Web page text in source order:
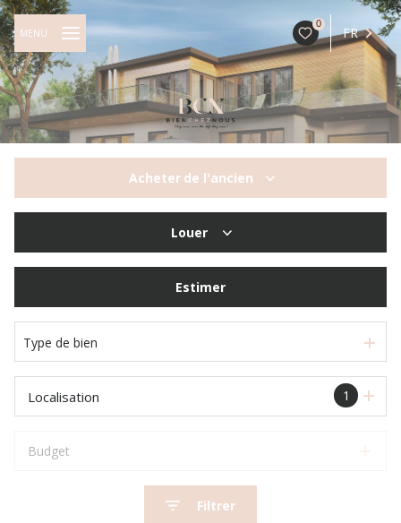
0
FR
MENU
Acheter de l'ancien
Louer
Estimer
Type de bien
1
Localisation
Budget
Filtrer